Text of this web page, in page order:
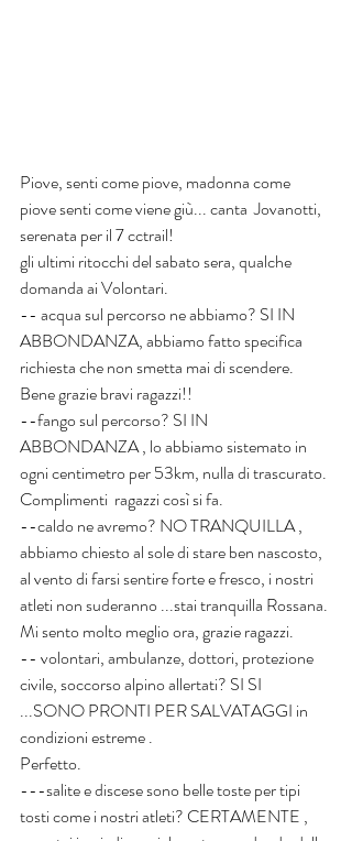
Piove, senti come piove, madonna come
piove senti come viene giù... canta  Jovanotti,
serenata per il 7 cctrail!
gli ultimi ritocchi del sabato sera, qualche
domanda ai Volontari.
-- acqua sul percorso ne abbiamo? SI IN
ABBONDANZA, abbiamo fatto specifica
richiesta che non smetta mai di scendere.
Bene grazie bravi ragazzi!!
--fango sul percorso? SI IN
ABBONDANZA , lo abbiamo sistemato in
ogni centimetro per 53km, nulla di trascurato.
Complimenti  ragazzi così si fa.
--caldo ne avremo? NO TRANQUILLA ,
abbiamo chiesto al sole di stare ben nascosto,
al vento di farsi sentire forte e fresco, i nostri
atleti non suderanno ...stai tranquilla Rossana.
Mi sento molto meglio ora, grazie ragazzi.
-- volontari, ambulanze, dottori, protezione
civile, soccorso alpino allertati? SI SI
...SONO PRONTI PER SALVATAGGI in
condizioni estreme .
Perfetto.
---salite e discese sono belle toste per tipi
tosti come i nostri atleti? CERTAMENTE ,